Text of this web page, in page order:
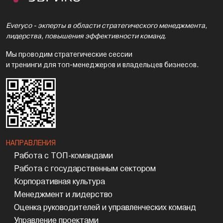
Everyco - экперты в области стратегического менеджмента,
лидерства, повышения эффективности команд.
Мы проводим стратегические сессии
и тренинги для топ-менеджеров и владельцев бизнесов.
НАПРАВЛЕНИЯ
Работа с ТОП-командами
Работа с государственным сектором
Корпоративная культура
Менеджмент и лидерство
Оценка руководителей и управленческих команд
Управление проектами